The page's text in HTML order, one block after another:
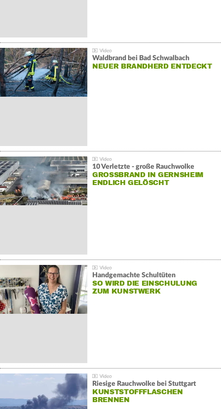
Waldbrand bei Bad Schwalbach
NEUER BRANDHERD ENTDECKT
10 Verletzte - große Rauchwolke
GROSSBRAND IN GERNSHEIM E
NDLICH GELÖSCHT
Handgemachte Schultüten
SO WIRD DIE EINSCHULUNG
ZUM KUNSTWERK
Riesige Rauchwolke bei Stuttgart
KUNSTSTOFFFLASCHEN
BRENNEN